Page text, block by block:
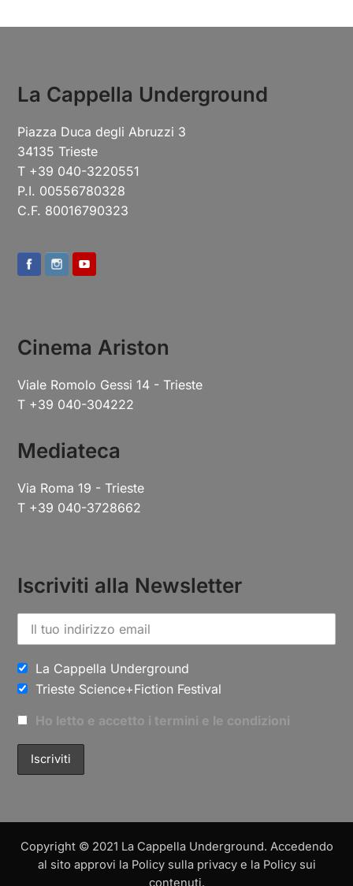
La Cappella Underground
Piazza Duca degli Abruzzi 3
34135 Trieste
T +39 040-3220551
P.I. 00556780328
C.F. 80016790323
Cinema Ariston
Viale Romolo Gessi 14 - Trieste
T +39 040-304222
Mediateca
Via Roma 19 - Trieste
T +39 040-3728662
Iscriviti alla Newsletter
La Cappella Underground
Trieste Science+Fiction Festival
Ho letto e accetto i termini e le condizioni
Copyright © 2021 La Cappella Underground. Accedendo
al sito approvi la Policy sulla privacy e la Policy sui
contenuti.